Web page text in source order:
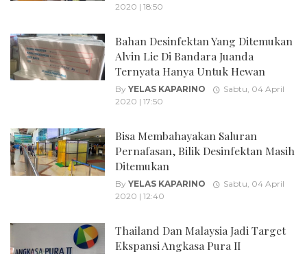
2020 | 18:50
Bahan Desinfektan Yang Ditemukan
Alvin Lie Di Bandara Juanda
Ternyata Hanya Untuk Hewan
By YELAS KAPARINO
Sabtu, 04 April
2020 | 17:50
Bisa Membahayakan Saluran
Pernafasan, Bilik Desinfektan Masih
Ditemukan
By YELAS KAPARINO
Sabtu, 04 April
2020 | 12:40
Thailand Dan Malaysia Jadi Target
Ekspansi Angkasa Pura II